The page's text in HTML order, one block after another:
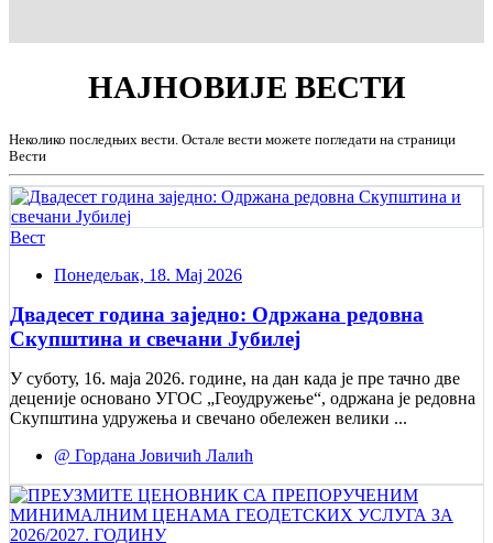
НАЈНОВИЈЕ ВЕСТИ
Неколико последњих вести. Остале вести можете погледати на страници
Вести
Вест
Понедељак, 18. Мај 2026
Двадесет година заједно: Одржана редовна
Скупштина и свечани Jубилеј
У суботу, 16. маја 2026. године, на дан када је пре тачно две
деценије основано УГОС „Геоудружење“, одржана је редовна
Скупштина удружења и свечано обележен велики ...
@ Гордана Јовичић Лалић